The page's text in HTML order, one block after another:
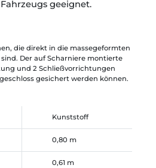
geeignet.
die direkt in die massegeformten
Der auf Scharniere montierte
und 2 Schließvorrichtungen
gesichert werden können.
Kunststoff
0,80 m
0,61 m